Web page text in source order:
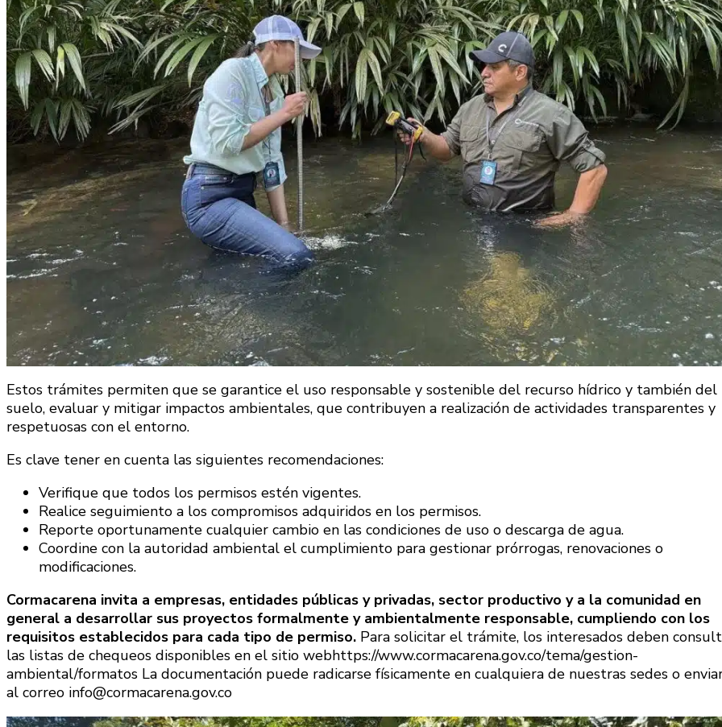
Estos trámites permiten que se garantice el uso responsable y sostenible del recurso hídrico y también del
suelo, evaluar y mitigar impactos ambientales, que contribuyen a realización de actividades transparentes y
respetuosas con el entorno.
Es clave tener en cuenta las siguientes recomendaciones:
Verifique que todos los permisos estén vigentes.
Realice seguimiento a los compromisos adquiridos en los permisos.
Reporte oportunamente cualquier cambio en las condiciones de uso o descarga de agua.
Coordine con la autoridad ambiental el cumplimiento para gestionar prórrogas, renovaciones o
modificaciones.
Cormacarena invita a empresas, entidades públicas y privadas, sector productivo y a la comunidad en
general a desarrollar sus proyectos formalmente y ambientalmente responsable, cumpliendo con los
requisitos establecidos para cada tipo de permiso. Para solicitar el trámite, los interesados deben
las listas de chequeos disponibles en el sitio webhttps://www.cormacarena.gov.co/tema/gestion-
ambiental/formatos La documentación puede radicarse físicamente en cualquiera de nuestras sedes o
al correo info@cormacarena.gov.co